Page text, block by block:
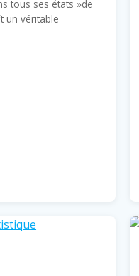
tous ses états »de
un véritable